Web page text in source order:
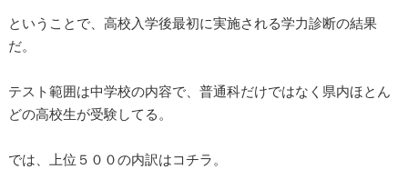
ということで、高校入学後最初に実施される学力診断の結果
だ。
テスト範囲は中学校の内容で、普通科だけではなく県内ほとん
どの高校生が受験してる。
では、上位５００の内訳はコチラ。